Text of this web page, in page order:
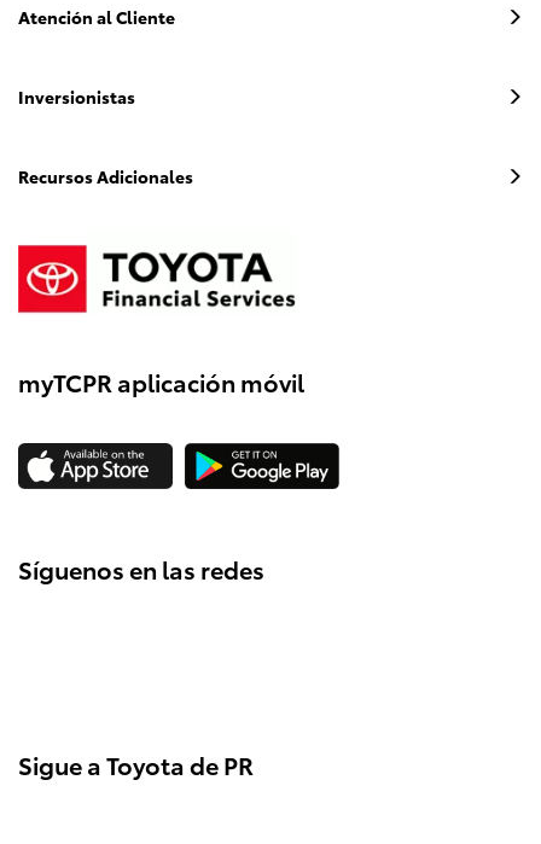
myTCPR aplicación móvil
Síguenos en las redes
Sigue a Toyota de PR
Atención al Cliente
Inversionistas
Recursos Adicionales